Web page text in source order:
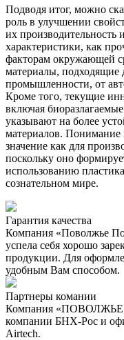
Подводя итог, можно
роль в улучшении
их производительность
характеристики, как
факторам окружающей
материалы, подходящие
промышленности, от
Кроме того, текущие
включая
указывают на более
материалов. Понимание
значение как для
поскольку оно
использованию
сознательном мире.
Гарантия качества
Компания «Поволжье
успела себя хорошо
продукции. Для
удобным Вам способом.
Партнеры комании
Компания «ПОВОЛЖЬЕ
компании БНХ-Рос и
Airtech.